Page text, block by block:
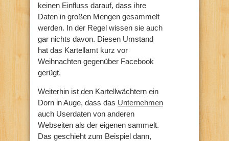
keinen Einfluss darauf, dass ihre
Daten in großen Mengen gesammelt
werden. In der Regel wissen sie auch
gar nichts davon. Diesen Umstand
hat das Kartellamt kurz vor
Weihnachten gegenüber Facebook
gerügt.
Weiterhin ist den Kartellwächtern ein
Dorn in Auge, dass das Unternehmen
auch Userdaten von anderen
Webseiten als der eigenen sammelt.
Das geschieht zum Beispiel dann,